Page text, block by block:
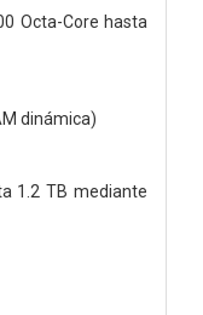
Octa-Core hasta
dinámica)
1.2 TB mediante